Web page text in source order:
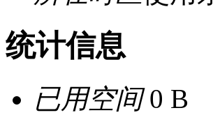
统计信息
已用空间0 B